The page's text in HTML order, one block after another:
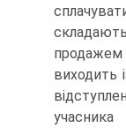
виходить